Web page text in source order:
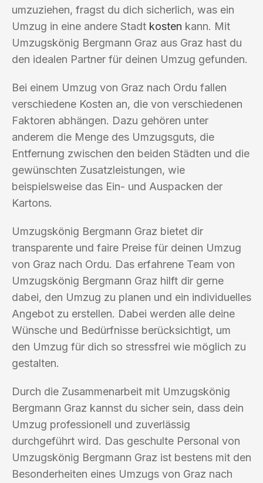
umzuziehen, fragst du dich sicherlich, was ein
Umzug in eine andere Stadt kosten kann. Mit
Umzugskönig Bergmann Graz aus Graz hast du
den idealen Partner für deinen Umzug gefunden.
Bei einem Umzug von Graz nach Ordu fallen
verschiedene Kosten an, die von verschiedenen
Faktoren abhängen. Dazu gehören unter
anderem die Menge des Umzugsguts, die
Entfernung zwischen den beiden Städten und die
gewünschten Zusatzleistungen, wie
beispielsweise das Ein- und Auspacken der
Kartons.
Umzugskönig Bergmann Graz bietet dir
transparente und faire Preise für deinen Umzug
von Graz nach Ordu. Das erfahrene Team von
Umzugskönig Bergmann Graz hilft dir gerne
dabei, den Umzug zu planen und ein individuelles
Angebot zu erstellen. Dabei werden alle deine
Wünsche und Bedürfnisse berücksichtigt, um
den Umzug für dich so stressfrei wie möglich zu
gestalten.
Durch die Zusammenarbeit mit Umzugskönig
Bergmann Graz kannst du sicher sein, dass dein
Umzug professionell und zuverlässig
durchgeführt wird. Das geschulte Personal von
Umzugskönig Bergmann Graz ist bestens mit den
Besonderheiten eines Umzugs von Graz nach